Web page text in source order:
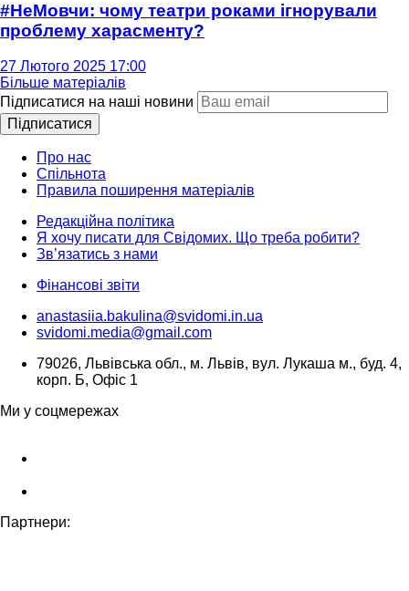
#НеМовчи: чому театри роками ігнорували
проблему харасменту?
27 Лютого 2025 17:00
Більше матеріалів
Підписатися на наші новини
Підписатися
Про нас
Спільнота
Правила поширення матеріалів
Редакційна політика
Я хочу писати для Свідомих. Що треба робити?
Зв’язатись з нами
Фінансові звіти
anastasiia.bakulina@svidomi.in.ua
svidomi.media@gmail.com
79026, Львівська обл., м. Львів, вул. Лукаша м., буд. 4,
корп. Б, Офіс 1
Ми у соцмережах
Партнери: